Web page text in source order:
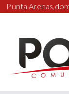
Punta Arenas,